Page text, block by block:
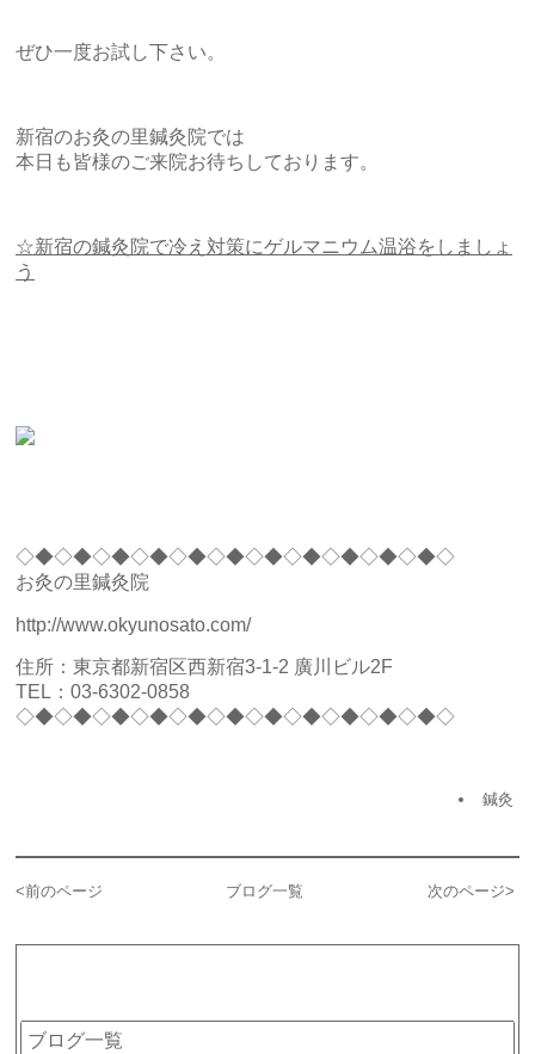
ぜひ一度お試し下さい。
新宿のお灸の里鍼灸院では
本日も皆様のご来院お待ちしております。
☆新宿の鍼灸院で冷え対策にゲルマニウム温浴をしましょ
う
◇◆◇◆◇◆◇◆◇◆◇◆◇◆◇◆◇◆◇◆◇◆◇
お灸の里鍼灸院
http://www.okyunosato.com/
住所：東京都新宿区西新宿3-1-2 廣川ビル2F
TEL：03-6302-0858
◇◆◇◆◇◆◇◆◇◆◇◆◇◆◇◆◇◆◇◆◇◆◇
鍼灸
<前のページ ブログ一覧 次のページ>
ブログ一覧